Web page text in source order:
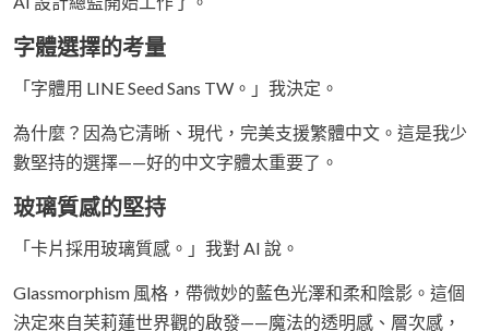
字體選擇的考量
「字體用 LINE Seed Sans TW。」我決定。
為什麼？因為它清晰、現代，完美支援繁體中文。這是我少
數堅持的選擇——好的中文字體太重要了。
玻璃質感的堅持
「卡片採用玻璃質感。」我對 AI 說。
Glassmorphism 風格，帶微妙的藍色光澤和柔和陰影。這個
決定來自芙莉蓮世界觀的啟發——魔法的透明感、層次感，